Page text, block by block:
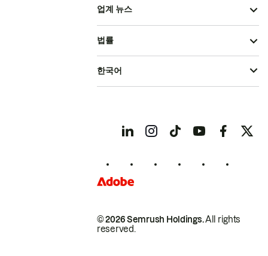
업계 뉴스
© 2026 Semrush Holdings.All rights
reserved.
법률
한국어